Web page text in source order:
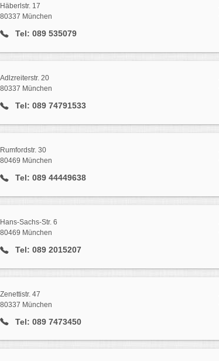
Häberlstr. 17
80337 München
Tel: 089 535079
Adlzreiterstr. 20
80337 München
Tel: 089 74791533
Rumfordstr. 30
80469 München
Tel: 089 44449638
Hans-Sachs-Str. 6
80469 München
Tel: 089 2015207
Zenettistr. 47
80337 München
Tel: 089 7473450